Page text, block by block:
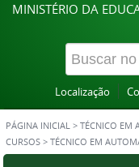
MINISTÉRIO DA
Localização
PÁGINA INICIAL > TÉCNICO EM
CURSOS > TÉCNICO EM